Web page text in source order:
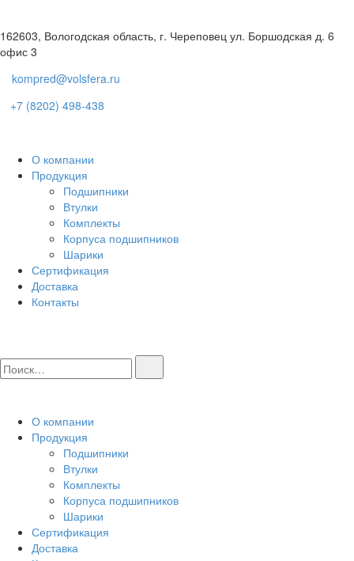
162603, Вологодская область, г. Череповец ул. Боршодская д. 6
офис 3
kompred@volsfera.ru
+7 (8202) 498-438
О компании
Продукция
Подшипники
Втулки
Комплекты
Корпуса подшипников
Шарики
Сертификация
Доставка
Контакты
О компании
Продукция
Подшипники
Втулки
Комплекты
Корпуса подшипников
Шарики
Сертификация
Доставка